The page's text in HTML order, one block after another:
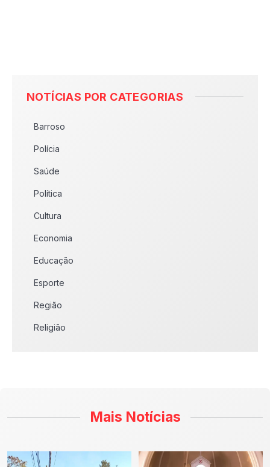
NOTÍCIAS POR CATEGORIAS
Barroso
Polícia
Saúde
Política
Cultura
Economia
Educação
Esporte
Região
Religião
Mais Notícias